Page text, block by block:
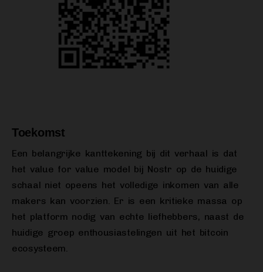
Toekomst
Een belangrijke kanttekening bij dit verhaal is dat
het value for value model bij Nostr op de huidige
schaal niet opeens het volledige inkomen van alle
makers kan voorzien. Er is een kritieke massa op
het platform nodig van echte liefhebbers, naast de
huidige groep enthousiastelingen uit het bitcoin
ecosysteem.